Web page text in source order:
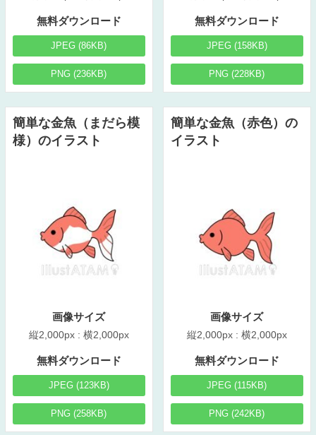
無料ダウンロード
JPEG (86KB)
PNG (236KB)
無料ダウンロード
JPEG (158KB)
PNG (228KB)
簡単な金魚（まだら模
様）のイラスト
画像サイズ
縦2,000px : 横2,000px
無料ダウンロード
JPEG (123KB)
PNG (258KB)
簡単な金魚（赤色）の
イラスト
画像サイズ
縦2,000px : 横2,000px
無料ダウンロード
JPEG (115KB)
PNG (242KB)